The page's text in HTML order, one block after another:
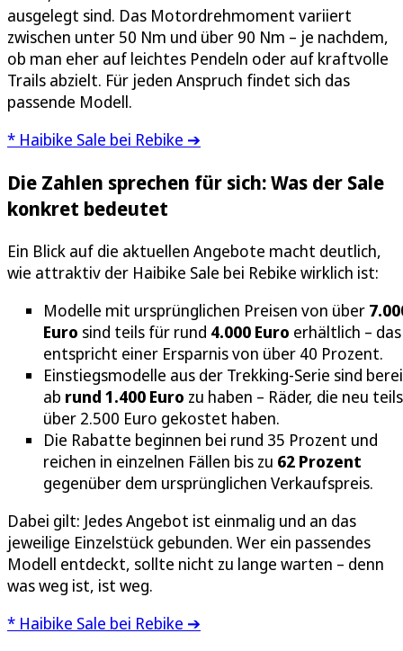
ausgelegt sind. Das Motordrehmoment variiert
zwischen unter 50 Nm und über 90 Nm – je nachdem,
ob man eher auf leichtes Pendeln oder auf kraftvolle
Trails abzielt. Für jeden Anspruch findet sich das
passende Modell.
* Haibike Sale bei Rebike ➔
Die Zahlen sprechen für sich: Was der Sale
konkret bedeutet
Ein Blick auf die aktuellen Angebote macht deutlich,
wie attraktiv der Haibike Sale bei Rebike wirklich ist:
Modelle mit ursprünglichen Preisen von über
Euro sind teils für rund 4.000 Euro erhältlich – das
entspricht einer Ersparnis von über 40 Prozent.
Einstiegsmodelle aus der Trekking-Serie sind
ab rund 1.400 Euro zu haben – Räder, die neu teils
über 2.500 Euro gekostet haben.
Die Rabatte beginnen bei rund 35 Prozent und
reichen in einzelnen Fällen bis zu 62 Prozent
gegenüber dem ursprünglichen Verkaufspreis.
Dabei gilt: Jedes Angebot ist einmalig und an das
jeweilige Einzelstück gebunden. Wer ein passendes
Modell entdeckt, sollte nicht zu lange warten – denn
was weg ist, ist weg.
* Haibike Sale bei Rebike ➔